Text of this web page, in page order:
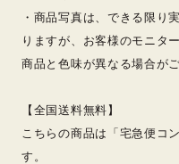
・商品写真は、できる限り
りますが、お客様のモニタ
商品と色味が異なる場合が
【全国送料無料】
こちらの商品は「宅急便コ
す。